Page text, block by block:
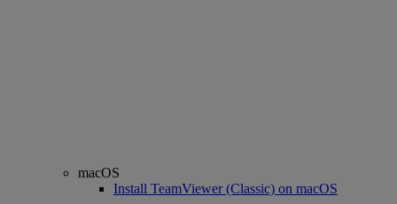
macOS
Install TeamViewer (Classic) on macOS